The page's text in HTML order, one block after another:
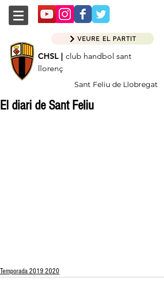
CHSL | club handbol sant
llorenç
Sant Feliu de Llobregat
VEURE EL PARTIT
El diari de Sant Feliu
Temporada 2019 2020